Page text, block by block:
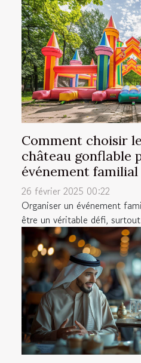
Comment choisir
château gonflable
événement familial
26 février 2025 00:22
Organiser un événement
être un véritable défi,